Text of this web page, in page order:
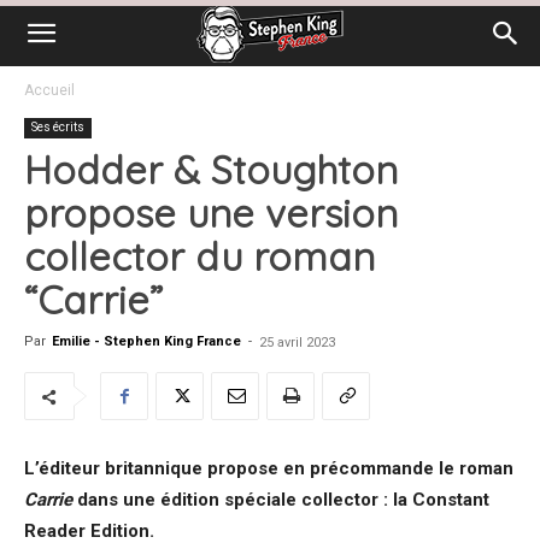
Accueil
Ses écrits
Hodder & Stoughton
propose une version
collector du roman
“Carrie”
Par Emilie - Stephen King France - 25 avril 2023
L’éditeur britannique propose en précommande le roman
Carriedans une édition spéciale collector : la Constant
Reader Edition.